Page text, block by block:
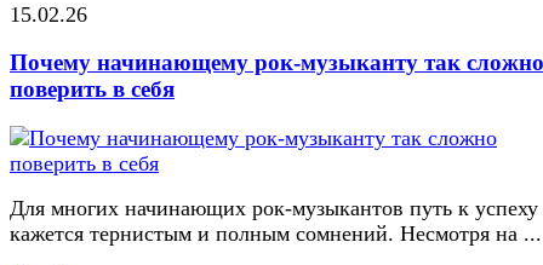
15.02.26
Почему начинающему рок-музыканту так сложно
поверить в себя
Для многих начинающих рок-музыкантов путь к успеху
кажется тернистым и полным сомнений. Несмотря на ...